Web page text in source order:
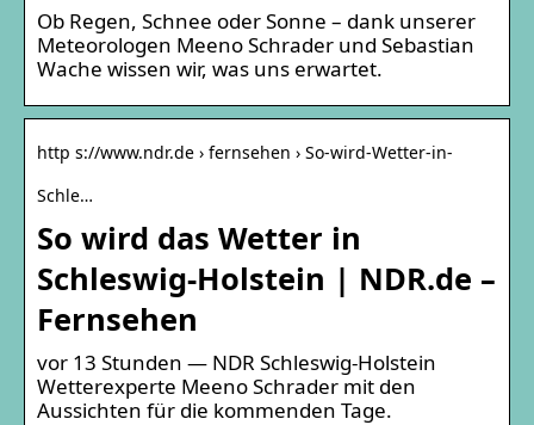
Ob Regen, Schnee oder Sonne – dank unserer
Meteorologen Meeno Schrader und Sebastian
Wache wissen wir, was uns erwartet.
http s://www.ndr.de › fernsehen › So-wird-Wetter-in-
Schle…
So wird das Wetter in
Schleswig-Holstein | NDR.de –
Fernsehen
vor 13 Stunden — NDR Schleswig-Holstein
Wetterexperte Meeno Schrader mit den
Aussichten für die kommenden Tage.